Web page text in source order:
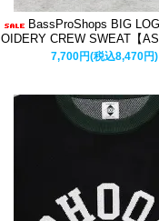
BassProShops BIG
OIDERY CREW SWEAT【
7,700円(税込8,470円)